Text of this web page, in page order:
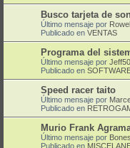
Busco tarjeta de
Último mensaje por
Publicado en VENTAS
Programa del
Último mensaje por
Publicado en
Speed racer taito
Último mensaje por
Publicado en
Murio Frank
Último mensaje por
Publicado en